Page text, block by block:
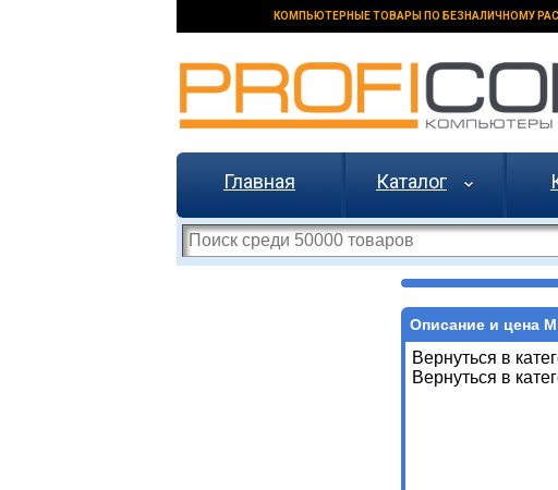
КОМПЬЮТЕРНЫЕ ТОВАРЫ ПО БЕЗНАЛИЧНОМУ
Главная Каталог
Описание и цена
Вернуться в
Вернуться в